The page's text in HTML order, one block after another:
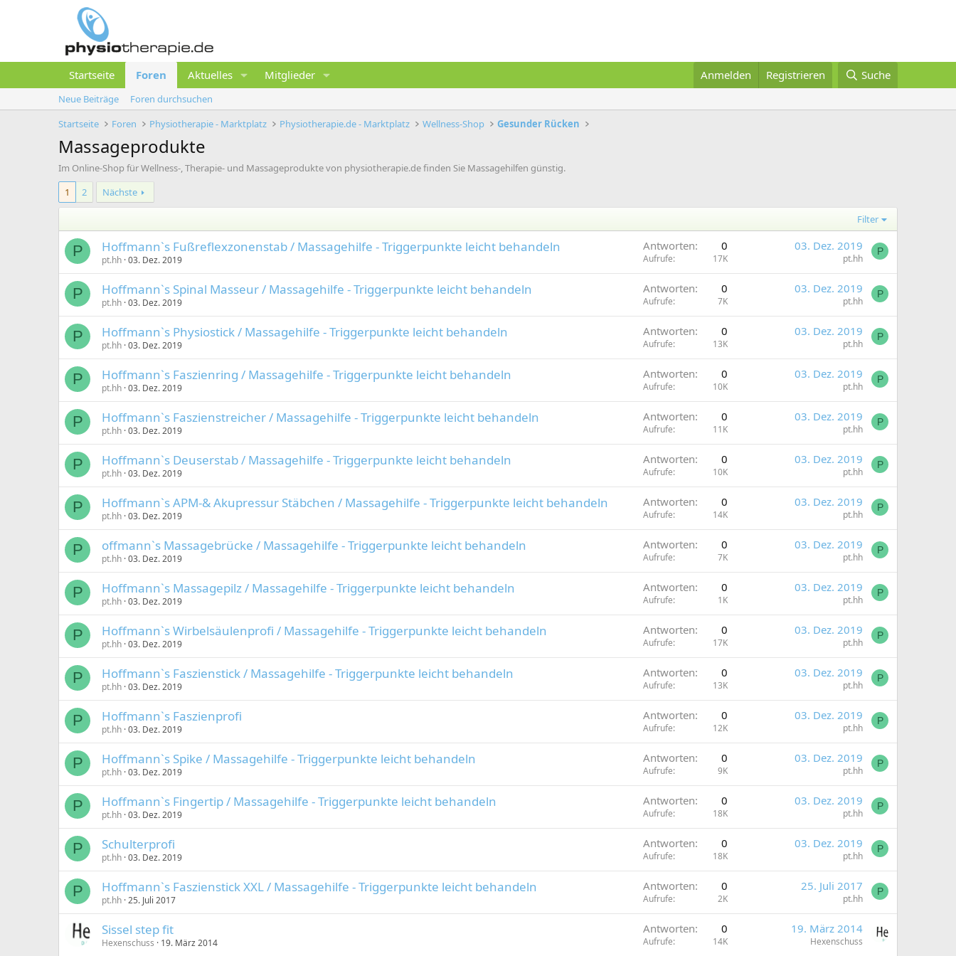
Startseite Foren Aktuelles Mitglieder Anmelden Registrieren Suche
Neue Beiträge
Foren durchsuchen
Startseite
Foren Physiotherapie - Marktplatz Physiotherapie.de - Marktplatz Wellness-Shop Gesunder Rücken
Massageprodukte
Im Online-Shop für Wellness-, Therapie- und Massageprodukte von physiotherapie.de finden Sie Massagehilfen günstig.
1
2 Nächste
Filter
P Hoffmann`s Fußreflexzonenstab / Massagehilfe - Triggerpunkte leicht behandeln
pt.hh 03. Dez. 2019
Antworten 0
Aufrufe 17K
03. Dez. 2019
pt.hh
P
P Hoffmann`s Spinal Masseur / Massagehilfe - Triggerpunkte leicht behandeln
pt.hh 03. Dez. 2019
Antworten 0
Aufrufe 7K
03. Dez. 2019
pt.hh
P
P Hoffmann`s Physiostick / Massagehilfe - Triggerpunkte leicht behandeln
pt.hh 03. Dez. 2019
Antworten 0
Aufrufe 13K
03. Dez. 2019
pt.hh
P
P Hoffmann`s Faszienring / Massagehilfe - Triggerpunkte leicht behandeln
pt.hh 03. Dez. 2019
Antworten 0
Aufrufe 10K
03. Dez. 2019
pt.hh
P
P Hoffmann`s Faszienstreicher / Massagehilfe - Triggerpunkte leicht behandeln
pt.hh 03. Dez. 2019
Antworten 0
Aufrufe 11K
03. Dez. 2019
pt.hh
P
P Hoffmann`s Deuserstab / Massagehilfe - Triggerpunkte leicht behandeln
pt.hh 03. Dez. 2019
Antworten 0
Aufrufe 10K
03. Dez. 2019
pt.hh
P
P Hoffmann`s APM-& Akupressur Stäbchen / Massagehilfe - Triggerpunkte leicht behandeln
pt.hh 03. Dez. 2019
Antworten 0
Aufrufe 14K
03. Dez. 2019
pt.hh
P
P offmann`s Massagebrücke / Massagehilfe - Triggerpunkte leicht behandeln
pt.hh 03. Dez. 2019
Antworten 0
Aufrufe 7K
03. Dez. 2019
pt.hh
P
P Hoffmann`s Massagepilz / Massagehilfe - Triggerpunkte leicht behandeln
pt.hh 03. Dez. 2019
Antworten 0
Aufrufe 1K
03. Dez. 2019
pt.hh
P
P Hoffmann`s Wirbelsäulenprofi / Massagehilfe - Triggerpunkte leicht behandeln
pt.hh 03. Dez. 2019
Antworten 0
Aufrufe 17K
03. Dez. 2019
pt.hh
P
P Hoffmann`s Faszienstick / Massagehilfe - Triggerpunkte leicht behandeln
pt.hh 03. Dez. 2019
Antworten 0
Aufrufe 13K
03. Dez. 2019
pt.hh
P
P Hoffmann`s Faszienprofi
pt.hh 03. Dez. 2019
Antworten 0
Aufrufe 12K
03. Dez. 2019
pt.hh
P
P Hoffmann`s Spike / Massagehilfe - Triggerpunkte leicht behandeln
pt.hh 03. Dez. 2019
Antworten 0
Aufrufe 9K
03. Dez. 2019
pt.hh
P
P Hoffmann`s Fingertip / Massagehilfe - Triggerpunkte leicht behandeln
pt.hh 03. Dez. 2019
Antworten 0
Aufrufe 18K
03. Dez. 2019
pt.hh
P
P Schulterprofi
pt.hh 03. Dez. 2019
Antworten 0
Aufrufe 18K
03. Dez. 2019
pt.hh
P
P Hoffmann`s Faszienstick XXL / Massagehilfe - Triggerpunkte leicht behandeln
pt.hh 25. Juli 2017
Antworten 0
Aufrufe 2K
25. Juli 2017
pt.hh
P
Sissel step fit
Hexenschuss 19. März 2014
Antworten 0
Aufrufe 14K
19. März 2014
Hexenschuss